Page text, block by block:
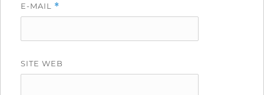
E-MAIL *
SITE WEB